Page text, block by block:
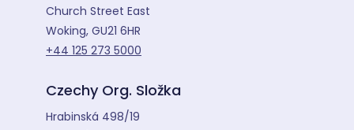
Church Street East
Woking, GU21 6HR
+44 125 273 5000
Czechy Org. Složka
Hrabinská 498/19